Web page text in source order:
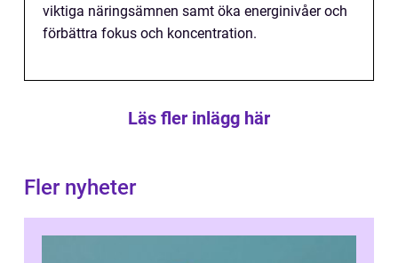
viktiga näringsämnen samt öka energinivåer och
förbättra fokus och koncentration.
Läs fler inlägg här
Fler nyheter